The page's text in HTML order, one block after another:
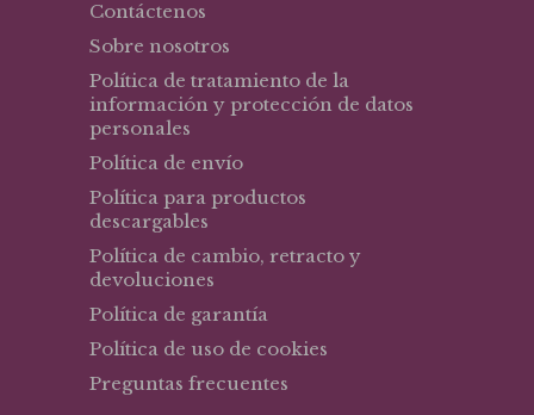
Contáctenos
Sobre nosotros
Política de tratamiento de la
información y protección de datos
personales
Política de envío
Política para productos
descargables
Política de cambio, retracto y
devoluciones
Política de garantía
Política de uso de cookies
Preguntas frecuentes